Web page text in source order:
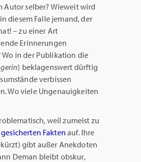
Autor selber? Wieweit wird
diesem Falle jemand, der
– zu einer Art
Erinnerungen
in der Publikation die
) beklagenswert dürftig
verbissen
Wo viele Ungenauigkeiten
weil zumeist zu
Fakten auf. Ihre
gibt außer Anekdoten
Deman bleibt obskur,